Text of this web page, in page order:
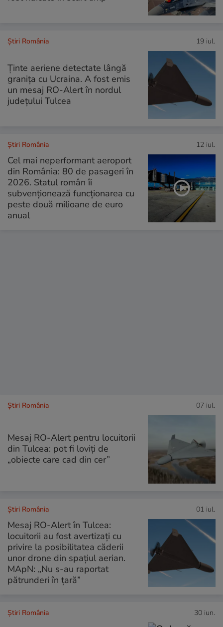
Știri România 19 iul.
Ținte aeriene detectate lângă
granița cu Ucraina. A fost emis
un mesaj RO-Alert în nordul
județului Tulcea
Știri România 12 iul.
Cel mai neperformant aeroport
din România: 80 de pasageri în
2026. Statul român îi
subvenționează funcționarea cu
peste două milioane de euro
anual
Știri România 07 iul.
Mesaj RO-Alert pentru locuitorii
din Tulcea: pot fi loviți de
„obiecte care cad din cer”
Știri România 01 iul.
Mesaj RO-Alert în Tulcea:
locuitorii au fost avertizați cu
privire la posibilitatea căderii
unor drone din spațiul aerian.
MApN: „Nu s-au raportat
pătrunderi în țară”
Știri România 30 iun.